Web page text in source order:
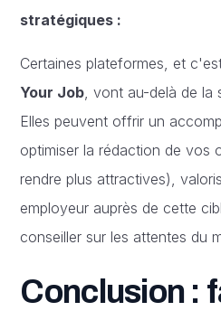
stratégiques :
Certaines plateformes, et
Your Job , vont au-delà de la
Elles peuvent offrir un
optimiser la rédaction de vos
rendre plus attractives),
employeur auprès de cette
conseiller sur les attentes du
Conclusion :